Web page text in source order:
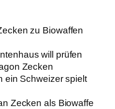
zu Biowaffen
will prüfen
Zecken
ein Schweizer spielt
Zecken als Biowaffe